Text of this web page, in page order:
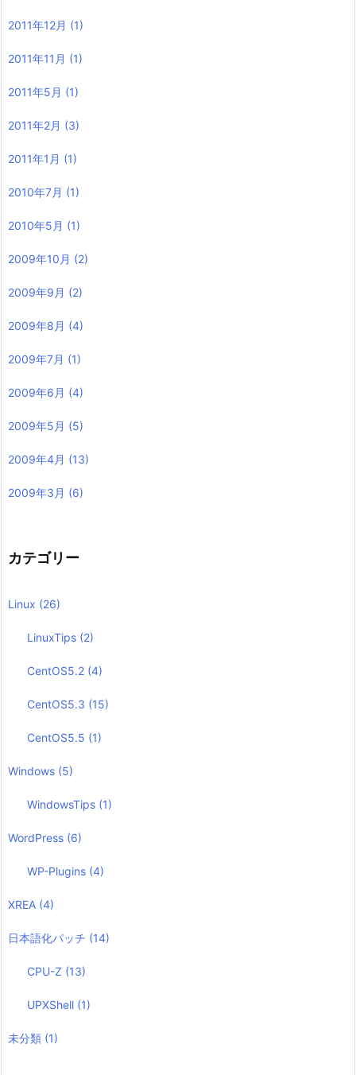
2011年12月 (1)
2011年11月 (1)
2011年5月 (1)
2011年2月 (3)
2011年1月 (1)
2010年7月 (1)
2010年5月 (1)
2009年10月 (2)
2009年9月 (2)
2009年8月 (4)
2009年7月 (1)
2009年6月 (4)
2009年5月 (5)
2009年4月 (13)
2009年3月 (6)
カテゴリー
Linux (26)
LinuxTips (2)
CentOS5.2 (4)
CentOS5.3 (15)
CentOS5.5 (1)
Windows (5)
WindowsTips (1)
WordPress (6)
WP-Plugins (4)
XREA (4)
日本語化パッチ (14)
CPU-Z (13)
UPXShell (1)
未分類 (1)